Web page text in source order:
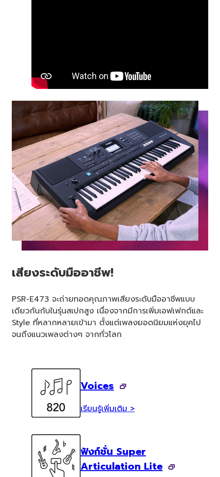
เสียงระดับมืออาชีพ!
PSR-E473 จะถ่ายทอดคุณภาพเสียงระดับมืออาชีพแบบ
เดียวกันกับในรุ่นสเปกสูง เนื่องจากมีการเพิ่มเอฟเฟกต์และ
Style ที่หลากหลายเข้ามา ตั้งแต่เพลงยอดนิยมแห่งยุคไป
จนถึงแนวเพลงต่างๆ จากทั่วโลก
Voices
เรียนรู้เพิ่มเติม >
ฟังก์ชั่น Super
Articulation Lite